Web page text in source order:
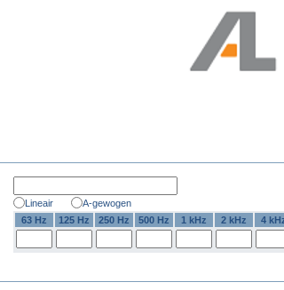
Lineair
A-gewogen
63 Hz 125 Hz 250 Hz 500 Hz 1 kHz 2 kHz 4